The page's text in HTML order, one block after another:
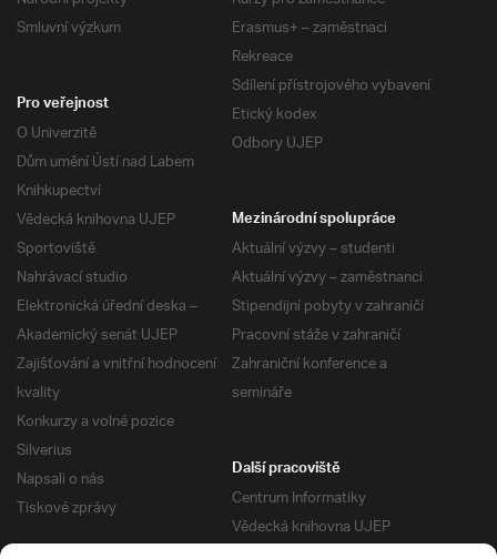
Smluvní výzkum
Erasmus+ – zaměstnaci
Rekreace
Sdílení přístrojového vybavení
Etický kodex
Odbory UJEP
Pro veřejnost
O Univerzitě
Dům umění Ústí nad Labem
Knihkupectví
Vědecká knihovna UJEP
Sportoviště
Nahrávací studio
Elektronická úřední deska –
Akademický senát UJEP
Zajišťování a vnitřní hodnocení
kvality
Konkurzy a volné pozice
Silverius
Napsali o nás
Tiskové zprávy
Mezinárodní spolupráce
Aktuální výzvy – studenti
Aktuální výzvy – zaměstnanci
Stipendijní pobyty v zahraničí
Pracovní stáže v zahraničí
Zahraniční konference a
semináře
Další pracoviště
Centrum Informatiky
Vědecká knihovna UJEP